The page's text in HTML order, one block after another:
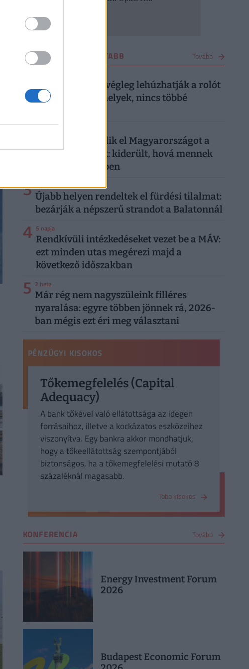
UTAZÁS LEGOLVASOTTABB Tovább
Kész, ennyi volt: végleg lehúzhatják a rolót
ezek a balatoni helyek, nincs többé
Tömegével kerülik el Magyarországot a
külföldi turisták: kiderült, hová mennek
sokkal szívesebben
3 7 napja
Újabb helyen rendeltek el fürdési tilalmat:
bezárják a népszerű strandot a Balatonnál
4 5 napja
Rendkívüli intézkedéseket vezet be a MÁV:
ezt minden utas megérezi majd a
következő időszakban
5 2 hete
Már rég nem nagyszüleink filléres
nyaralása: egyre többen jönnek rá, 2026-
ban mégis ezt éri meg választani
PÉNZÜGYI KISOKOS
Tőkemegfelelés (Capital
Adequacy)
A bank tőkével való ellátottsága az idegen
forrásaihoz, illetve a kockázatos eszközeihez
viszonyítva. Egy bankra akkor mondhatjuk,
hogy a tőkeellátottság szempontjából
biztonságos, ha a tőkemegfelelési mutató 8
százaléknál magasabb.
Több kisokos
KONFERENCIA Tovább
Energy Investment Forum
2026
Budapest Economic Forum